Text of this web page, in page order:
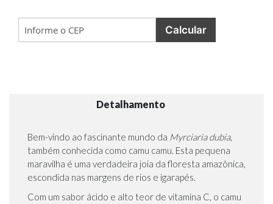
Calcular
Detalhamento
Bem-vindo ao fascinante mundo da Myrciaria dubia,
também conhecida como camu camu. Esta pequena
maravilha é uma verdadeira joia da floresta amazônica,
escondida nas margens de rios e igarapés.
Com um sabor ácido e alto teor de vitamina C, o camu